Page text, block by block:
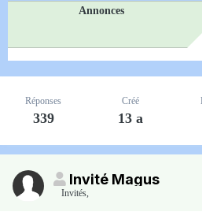
Annonces
Réponses
339
Créé
13 a
Invité Magus
Invités